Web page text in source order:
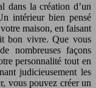
dans la création d’un
intérieur bien pensé
maison, en faisant
bon vivre. Que vous
nombreuses façons
personnalité tout en
judicieusement les
vous pouvez créer un